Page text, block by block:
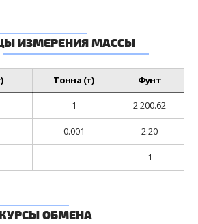
ИЗМЕРЕНИЯ МАССЫ
Тонна (т) Фунт
1 2 200.62
0.001 2.20
1
КУРСЫ ОБМЕНА